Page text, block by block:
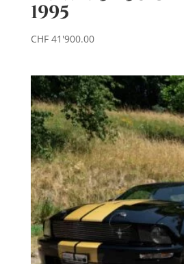
1995
CHF41'900.00